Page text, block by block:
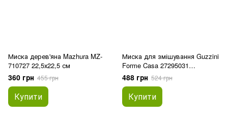
Миска дерев'яна Mazhura MZ-
710727 22,5х22,5 см
360 грн 455 грн
Купити
Миска для змішування Guzzini
Forme Casa 27295031
24,5х31,5х15,5 см червона
488 грн 524 грн
Купити